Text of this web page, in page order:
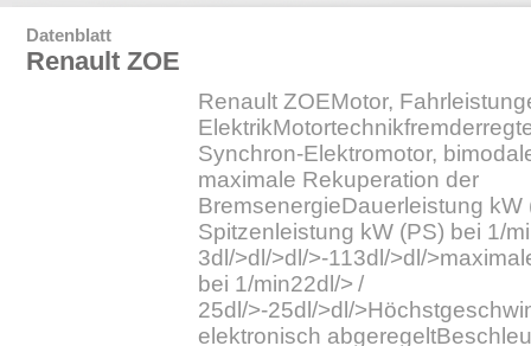
Datenblatt
Renault ZOE
Renault ZOEMotor,
Synchron-Elektromotor,
maximale Rekuperation der
BremsenergieDauerleistung
Spitzenleistung kW (PS) bei 1/
3dl/>dl/>dl/>-113dl/>dl/
bei 1/min22dl/> /
25dl/>-25dl/>dl/
elektronisch